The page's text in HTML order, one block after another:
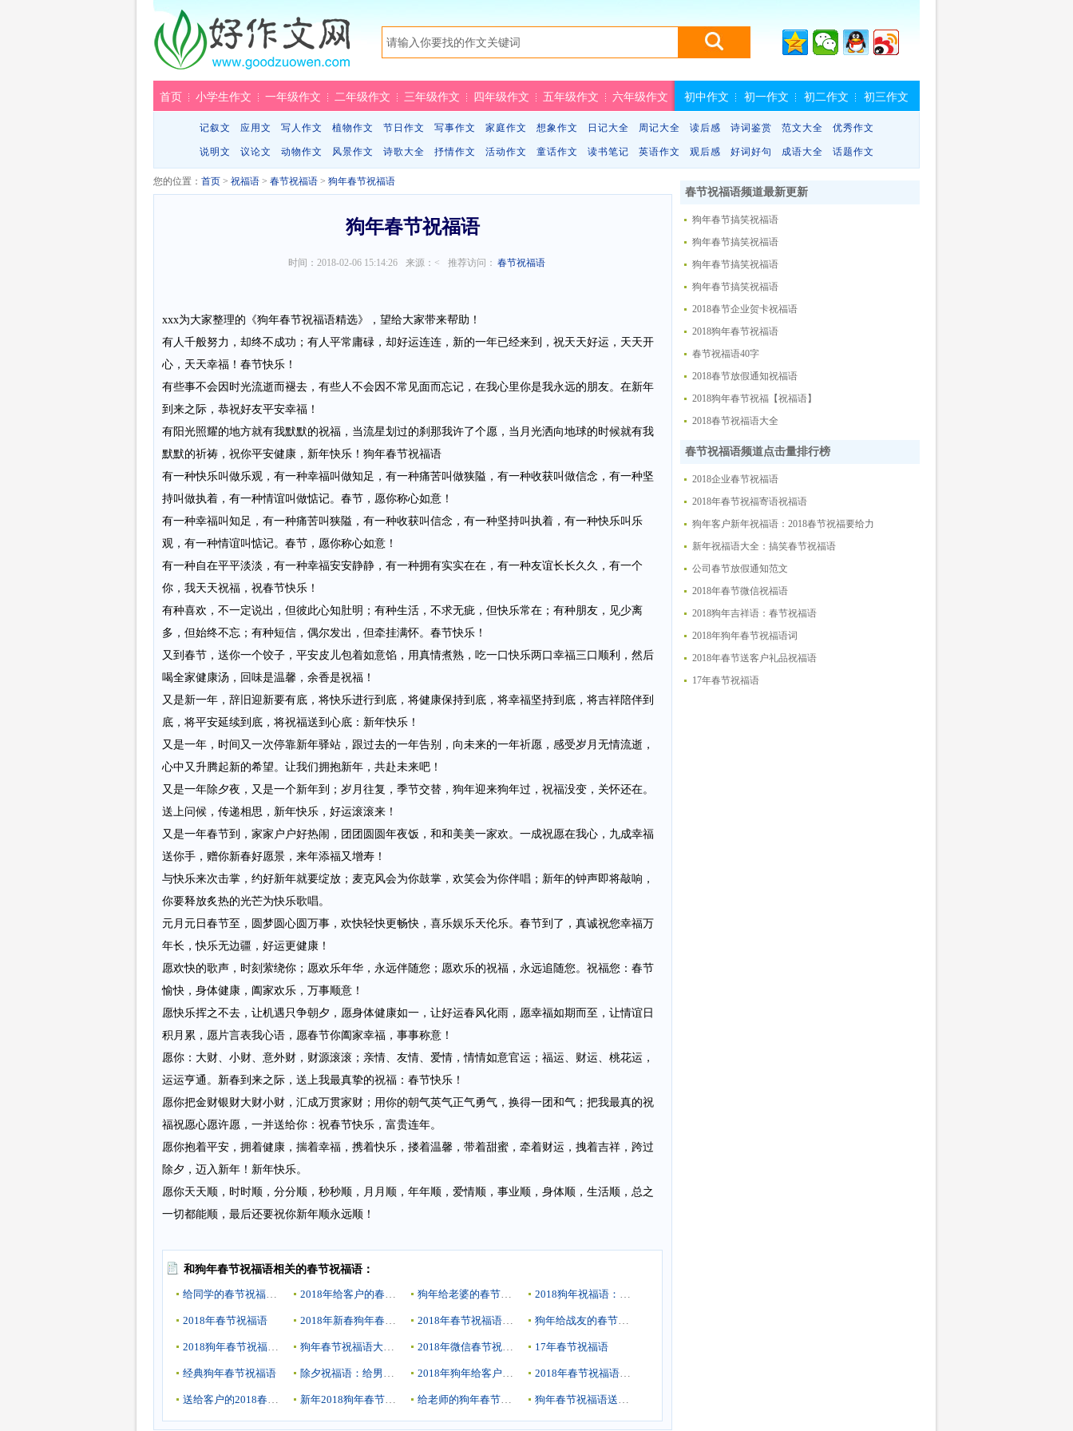
首页 小学生作文 一年级作文 二年级作文 三年级作文 四年级作文 五年级作文 六年级作文 初中作文 初一作文 初二作文 初三作文
记叙文 应用文 写人作文 植物作文 节日作文 写事作文 家庭作文 想象作文 日记大全 周记大全 读后感 诗词鉴赏 范文大全 优秀作文
说明文 议论文 动物作文 风景作文 诗歌大全 抒情作文 活动作文 童话作文 读书笔记 英语作文 观后感 好词好句 成语大全 话题作文
您的位置： 首页 > 祝福语 > 春节祝福语 > 狗年春节祝福语
狗年春节祝福语
时间： 2018-02-06 15:14:26 来源： < 推荐访问： 春节祝福语
xxx为大家整理的《狗年春节祝福语精选》，望给大家带来帮助！
有人千般努力，却终不成功；有人平常庸碌，却好运连连，新的一年已经来到，祝天天好运，天天开
心，天天幸福！春节快乐！
有些事不会因时光流逝而褪去，有些人不会因不常见面而忘记，在我心里你是我永远的朋友。在新年
到来之际，恭祝好友平安幸福！
有阳光照耀的地方就有我默默的祝福，当流星划过的刹那我许了个愿，当月光洒向地球的时候就有我
默默的祈祷，祝你平安健康，新年快乐！狗年春节祝福语
有一种快乐叫做乐观，有一种幸福叫做知足，有一种痛苦叫做狭隘，有一种收获叫做信念，有一种坚
持叫做执着，有一种情谊叫做惦记。春节，愿你称心如意！
有一种幸福叫知足，有一种痛苦叫狭隘，有一种收获叫信念，有一种坚持叫执着，有一种快乐叫乐
观，有一种情谊叫惦记。春节，愿你称心如意！
有一种自在平平淡淡，有一种幸福安安静静，有一种拥有实实在在，有一种友谊长长久久，有一个
你，我天天祝福，祝春节快乐！
有种喜欢，不一定说出，但彼此心知肚明；有种生活，不求无疵，但快乐常在；有种朋友，见少离
多，但始终不忘；有种短信，偶尔发出，但牵挂满怀。春节快乐！
又到春节，送你一个饺子，平安皮儿包着如意馅，用真情煮熟，吃一口快乐两口幸福三口顺利，然后
喝全家健康汤，回味是温馨，余香是祝福！
又是新一年，辞旧迎新要有底，将快乐进行到底，将健康保持到底，将幸福坚持到底，将吉祥陪伴到
底，将平安延续到底，将祝福送到心底：新年快乐！
又是一年，时间又一次停靠新年驿站，跟过去的一年告别，向未来的一年祈愿，感受岁月无情流逝，
心中又升腾起新的希望。让我们拥抱新年，共赴未来吧！
又是一年除夕夜，又是一个新年到；岁月往复，季节交替，狗年迎来狗年过，祝福没变，关怀还在。
送上问候，传递相思，新年快乐，好运滚滚来！
又是一年春节到，家家户户好热闹，团团圆圆年夜饭，和和美美一家欢。一成祝愿在我心，九成幸福
送你手，赠你新春好愿景，来年添福又增寿！
与快乐来次击掌，约好新年就要绽放；麦克风会为你鼓掌，欢笑会为你伴唱；新年的钟声即将敲响，
你要释放炙热的光芒为快乐歌唱。
元月元日春节至，圆梦圆心圆万事，欢快轻快更畅快，喜乐娱乐天伦乐。春节到了，真诚祝您幸福万
年长，快乐无边疆，好运更健康！
愿欢快的歌声，时刻萦绕你；愿欢乐年华，永远伴随您；愿欢乐的祝福，永远追随您。祝福您：春节
愉快，身体健康，阖家欢乐，万事顺意！
愿快乐挥之不去，让机遇只争朝夕，愿身体健康如一，让好运春风化雨，愿幸福如期而至，让情谊日
积月累，愿片言表我心语，愿春节你阖家幸福，事事称意！
愿你：大财、小财、意外财，财源滚滚；亲情、友情、爱情，情情如意官运；福运、财运、桃花运，
运运亨通。新春到来之际，送上我最真挚的祝福：春节快乐！
愿你把金财银财大财小财，汇成万贯家财；用你的朝气英气正气勇气，换得一团和气；把我最真的祝
福祝愿心愿许愿，一并送给你：祝春节快乐，富贵连年。
愿你抱着平安，拥着健康，揣着幸福，携着快乐，搂着温馨，带着甜蜜，牵着财运，拽着吉祥，跨过
除夕，迈入新年！新年快乐。
愿你天天顺，时时顺，分分顺，秒秒顺，月月顺，年年顺，爱情顺，事业顺，身体顺，生活顺，总之
一切都能顺，最后还要祝你新年顺永远顺！
和狗年春节祝福语相关的春节祝福语：
给同学的春节祝福语2018 2018年给客户的春节祝福语 狗年给老婆的春节祝福语 2018狗年祝福语：春节祝福语
2018年春节祝福语 2018年新春狗年春节祝福语 2018年春节祝福语：草根族元旦快乐祝福语 狗年给战友的春节祝福语
2018狗年春节祝福语大全：给老师发祝福语送上新年祝福 狗年春节祝福语大全：2018新年祝福语 2018年微信春节祝福语 17年春节祝福语
经典狗年春节祝福语 除夕祝福语：给男朋友的春节祝福语 2018年狗年给客户的春节祝福语 2018年春节祝福语精选
送给客户的2018春节祝福语 新年2018狗年春节祝福语大全：公司各个部门的新年祝福 给老师的狗年春节祝福语分享 狗年春节祝福语送朋友
春节祝福语频道最新更新
狗年春节搞笑祝福语
狗年春节搞笑祝福语
狗年春节搞笑祝福语
狗年春节搞笑祝福语
2018春节企业贺卡祝福语
2018狗年春节祝福语
春节祝福语40字
2018春节放假通知祝福语
2018狗年春节祝福【祝福语】
2018春节祝福语大全
春节祝福语频道点击量排行榜
2018企业春节祝福语
2018年春节祝福寄语祝福语
狗年客户新年祝福语：2018春节祝福要给力
新年祝福语大全：搞笑春节祝福语
公司春节放假通知范文
2018年春节微信祝福语
2018狗年吉祥语：春节祝福语
2018年狗年春节祝福语词
2018年春节送客户礼品祝福语
17年春节祝福语